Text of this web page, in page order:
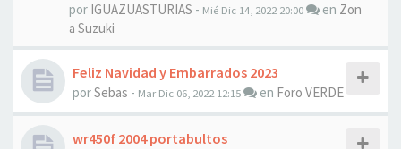
por IGUAZUASTURIAS - Mié Dic 14, 2022 20:00 en Zon
a Suzuki
Feliz Navidad y Embarrados 2023
porSebas - Mar Dic 06, 2022 12:15 en Foro VERDE
wr450f 2004 portabultos